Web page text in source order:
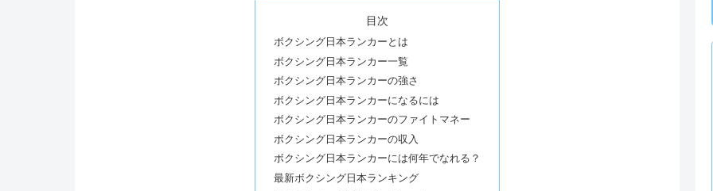
目次
ボクシング日本ランカーとは
ボクシング日本ランカー一覧
ボクシング日本ランカーの強さ
ボクシング日本ランカーになるには
ボクシング日本ランカーのファイトマネー
ボクシング日本ランカーの収入
ボクシング日本ランカーには何年でなれる？
最新ボクシング日本ランキング